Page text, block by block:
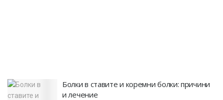
Болки в ставите и коремни болки: причини
и лечение